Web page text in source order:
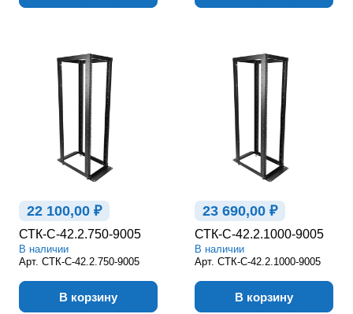
22 100,00 ₽
СТК-С-42.2.750-9005
В наличии
Арт. СТК-С-42.2.750-9005
В корзину
23 690,00 ₽
СТК-С-42.2.1000-9005
В наличии
Арт. СТК-С-42.2.1000-9005
В корзину